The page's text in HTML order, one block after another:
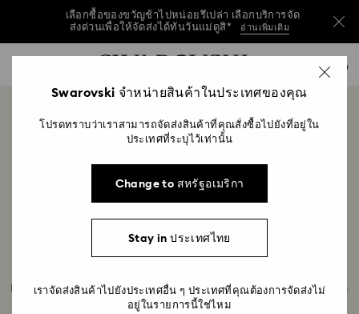
เลือกซื้อของขวัญช้าไปหน่อยรึเปล่า เลือกบริการจัด
ส่งด่วนเพื่อให้จัดส่งได้ทันวันแม่ดูสิ*
อ่านเพิ่มเติม
วันแม่ปีนี้ รับฟรี! กระเป๋าสะพายไหล่สีฟ้าที่ใช้งานได้
เลือกซื้อของขวัญช้าไปหน่อยรึเปล่า เลือกบริการจัด
0 - หัวข้อ
Meet Swarovski Product
Development
Join us in the design center in Wattens to discover
what role product development plays in bringing
collections to life and what makes the Pointiage ®
Designer, and hear how they collaborate, from design
to prototype to production readiness. Discover how
Swarovski จำหน่ายสินค้าในประเทศของคุณ
โปรดทราบว่าเราสามารถจัดส่งสินค้าที่คุณสั่งซื้อไปยังที่อยู่ใน
ประเทศที่ระบุไว้เท่านั้น
Change to สหรัฐอเมริกา
Stay in ประเทศไทย
เราจัดส่งสินค้าไปยังประเทศอื่น ๆ ประเทศที่คุณต้องการจัดส่งไม่
อยู่ในรายการนี้ใช่ไหม